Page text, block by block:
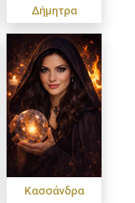
Δήμητρα
Κασσάνδρα